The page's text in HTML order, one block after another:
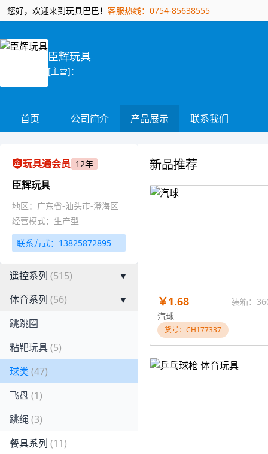
您好，欢迎来到玩具巴巴！ 客服热线：0754-85638555
臣辉玩具
[主营]：
首页 公司简介 产品展示 联系我们
玩具通会员 12年
臣辉玩具
地区：广东省-汕头市-澄海区
经营模式：生产型
联系方式：13825872895
遥控系列 (515)
▼
体育系列 (56)
▼
跳跳圈
粘靶玩具(5)
球类 (47)
飞盘(1)
跳绳(3)
餐具系列 (11)
新品推荐
￥1.68
装箱：
汽球
货号：CH177337